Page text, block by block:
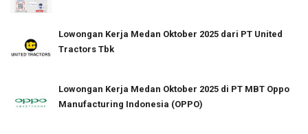
Lowongan Kerja Medan Oktober 2025 dari PT United
Tractors Tbk
Lowongan Kerja Medan Oktober 2025 di PT MBT Oppo
Manufacturing Indonesia (OPPO)